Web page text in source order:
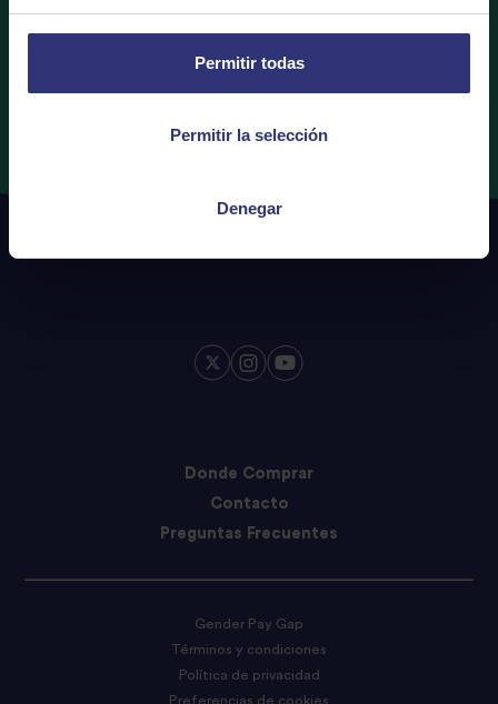
Permitir todas
Permitir la selección
Denegar
¿Te gustaría comprar Tilda Rice? Descubre qué
minoristas tienen tus productos Tilda Rice favoritos a
Dónde comprar
Donde Comprar
Contacto
Preguntas Frecuentes
Gender Pay Gap
Términos y condiciones
Política de privacidad
Preferencias de cookies